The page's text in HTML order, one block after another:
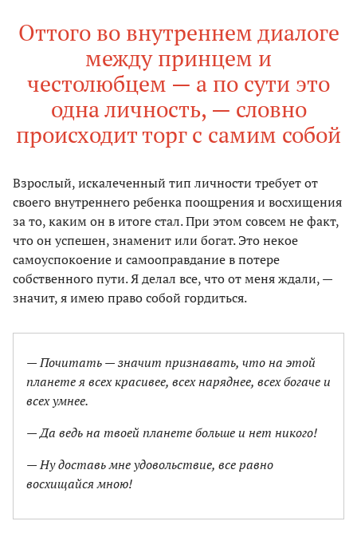
Оттого во внутреннем диалоге
между принцем и
честолюбцем — а по сути это
одна личность, — словно
происходит торг с самим собой
Взрослый, искалеченный тип личности требует от
своего внутреннего ребенка поощрения и восхищения
за то, каким он в итоге стал. При этом совсем не факт,
что он успешен, знаменит или богат. Это некое
самоуспокоение и самооправдание в потере
собственного пути. Я делал все, что от меня ждали, —
значит, я имею право собой гордиться.
— Почитать — значит признавать, что на этой
планете я всех красивее, всех наряднее, всех богаче и
всех умнее.
— Да ведь на твоей планете больше и нет никого!
— Ну доставь мне удовольствие, все равно
восхищайся мною!